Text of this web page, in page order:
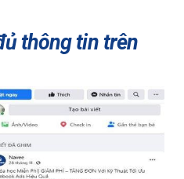
thông tin trên